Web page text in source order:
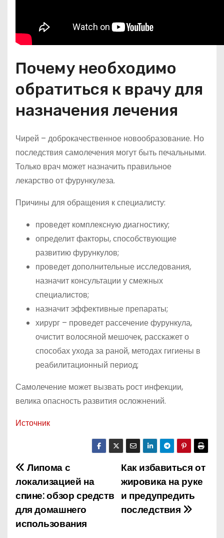
Почему необходимо
обратиться к врачу для
назначения лечения
Чирей – доброкачественное новообразование. Но
последствия самолечения могут быть печальными.
Только врач может назначить правильное
лекарство от фурункулеза.
Причины для обращения к специалисту:
проведет комплексную диагностику;
определит факторы, способствующие
развитию фурункулов;
проведет дополнительные исследования,
назначит консультации у смежных
специалистов;
назначит эффективные препараты;
хирург – проведет рассечение фурункула,
очистит волосяной мешочек, расскажет о
способах ухода за раной, методах гигиены в
реабилитационный период;
Самолечение может вызвать рост инфекции,
велика опасность развития осложнений.
Источник
Н
а
в
Как избавиться от
жировика на руке
и предупредить
последствия
Липома с
локализацией на
спине: обзор средств
для домашнего
использования